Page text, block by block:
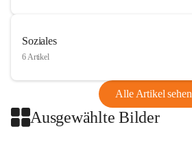
Soziales
6 Artikel
Alle Artikel sehen
Ausgewählte Bilder